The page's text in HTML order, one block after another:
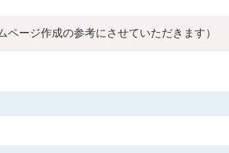
ページ作成の参考にさせていただきます）